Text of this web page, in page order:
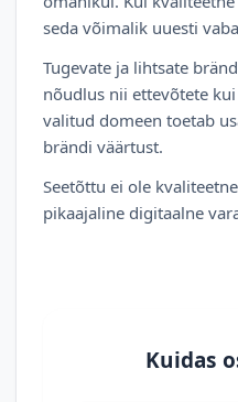
seda võimalik uuesti
Tugevate ja lihtsate
nõudlus nii ettevõtete
valitud domeen toetab
brändi väärtust.
Seetõttu ei ole
pikaajaline digitaalne
Kuidas